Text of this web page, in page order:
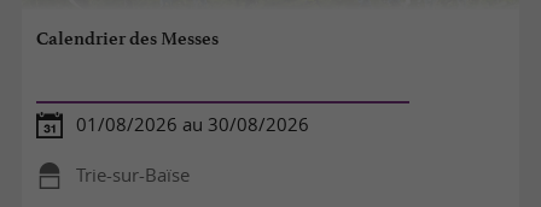
Calendrier des Messes
01/08/2026 au 30/08/2026
Trie-sur-Baïse